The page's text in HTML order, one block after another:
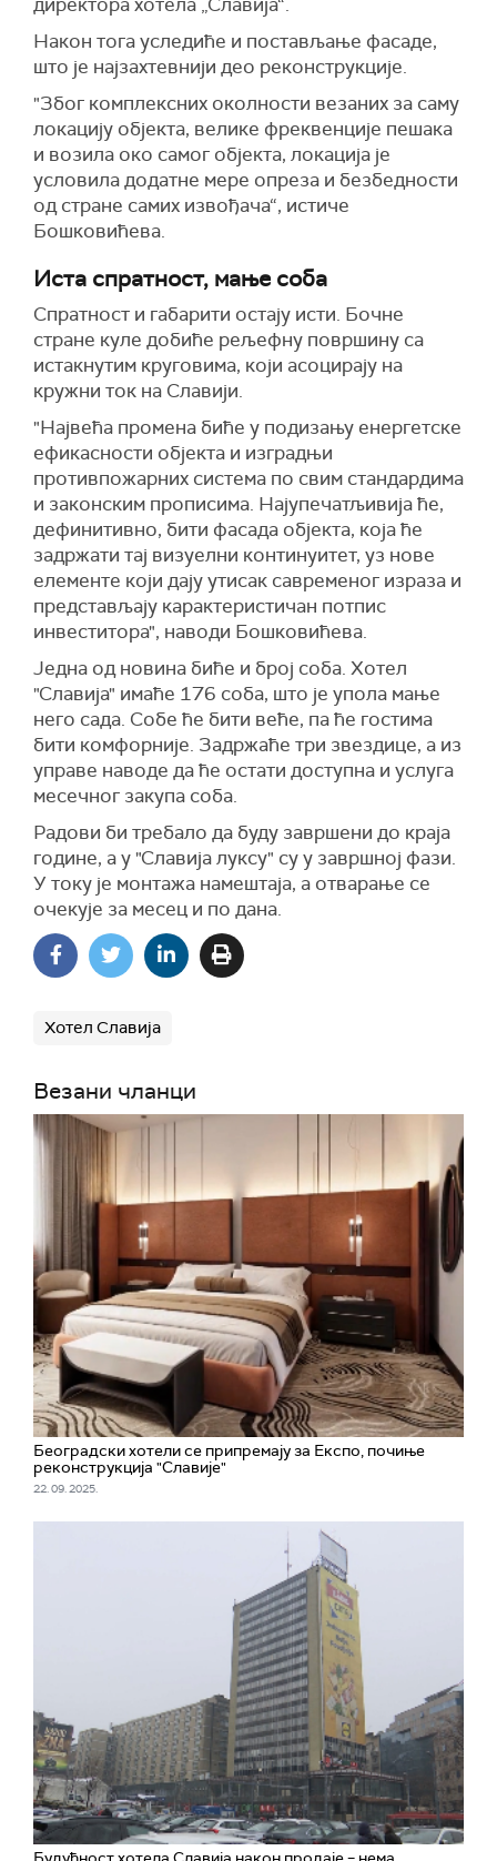
Након тога уследиће и постављање фасаде,
што је најзахтевнији део реконструкције.
"Због комплексних околности везаних за саму
локацију објекта, велике фреквенције пешака
и возила око самог објекта, локација је
условила додатне мере опреза и безбедности
од стране самих извођача“, истиче
Бошковићева.
Иста спратност, мање соба
Спратност и габарити остају исти. Бочне
стране куле добиће рељефну површину са
истакнутим круговима, који асоцирају на
кружни ток на Славији.
"Највећа промена биће у подизању енергетске
ефикасности објекта и изградњи
противпожарних система по свим стандардима
и законским прописима. Најупечатљивија ће,
дефинитивно, бити фасада објекта, која ће
задржати тај визуелни континуитет, уз нове
елементе који дају утисак савременог израза и
представљају карактеристичан потпис
инвеститора", наводи Бошковићева.
Једна од новина биће и број соба. Хотел
"Славија" имаће 176 соба, што је упола мање
него сада. Собе ће бити веће, па ће гостима
бити комфорније. Задржаће три звездице, а из
управе наводе да ће остати доступна и услуга
месечног закупа соба.
Радови би требало да буду завршени до краја
године, а у "Славија луксу" су у завршној фази.
У току је монтажа намештаја, а отварање се
очекује за месец и по дана.
Хотел Славија
Везани чланци
Београдски хотели се припремају за Експо, почиње
реконструкција "Славије"
22. 09. 2025.